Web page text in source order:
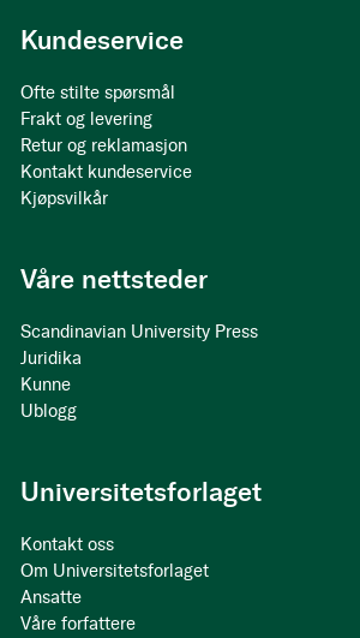
Kundeservice
Ofte stilte spørsmål
Frakt og levering
Retur og reklamasjon
Kontakt kundeservice
Kjøpsvilkår
Våre nettsteder
Scandinavian University Press
Juridika
Kunne
Ublogg
Universitetsforlaget
Kontakt oss
Om Universitetsforlaget
Ansatte
Våre forfattere